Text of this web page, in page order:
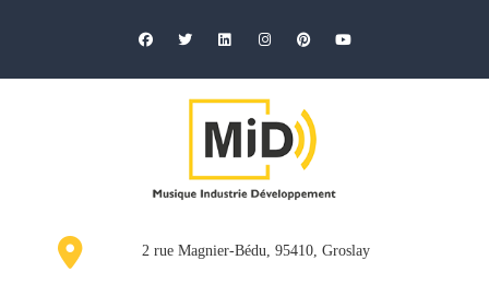
2 rue Magnier-Bédu, 95410, Groslay